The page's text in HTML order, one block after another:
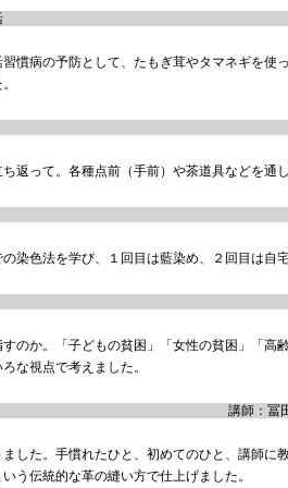
持の食生活 講師：
慣病の予防として、たもぎ茸やタマネギを使
教室 講師：深井
返って。各種点前（手前）や茶道具などを通
しむ染色 講師：樺
染色法を学び、１回目は藍染め、２回目は自
講師：保田真希
のか。「子どもの貧困」「女性の貧困」「高
な視点で考えました。
フト 講師：冨田玲子（芸術学
した。手慣れたひと、初めてのひと、講師に
う伝統的な革の縫い方で仕上げました。